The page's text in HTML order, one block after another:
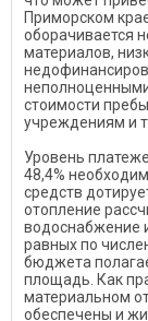
Приморском
оборачивается
материалов,
стоимости
учреждениям и
Уровень
48,4%
средств
отопление
водоснабжение
равных по
бюджета
площадь. Как
материальном
обеспечены и